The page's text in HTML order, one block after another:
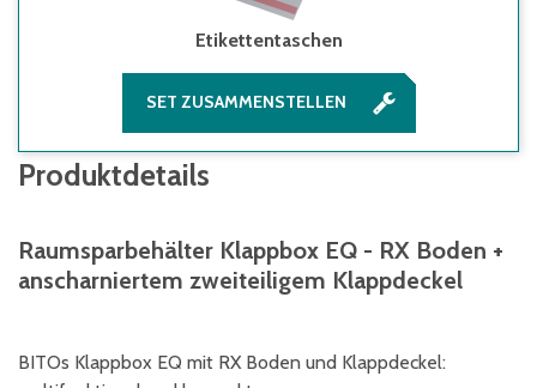
Etikettentaschen
SET ZUSAMMENSTELLEN
Produktdetails
Raumsparbehälter Klappbox EQ - RX Boden +
anscharniertem zweiteiligem Klappdeckel
BITOs Klappbox EQ mit RX Boden und Klappdeckel: